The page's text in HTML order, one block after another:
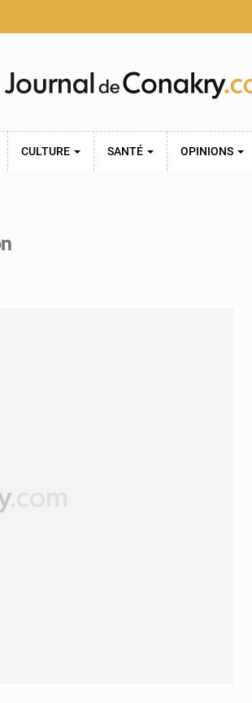
CULTURE SANTÉ OPINIONS